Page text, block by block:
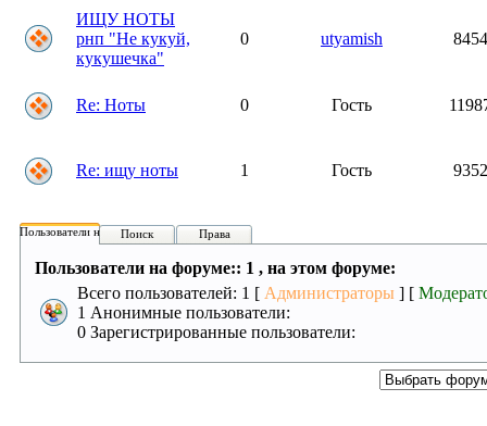
ИЩУ НОТЫ
рнп "Не кукуй,
кукушечка"
0 utyamish
Re: Ноты 0 Гость
Re: ищу ноты 1 Гость
Пользователи на форуме:
Поиск Права
Пользователи на форуме:: 1 , на этом форуме:
Всего пользователей: 1 [ Администраторы ] [
1 Анонимные пользователи:
0 Зарегистрированные пользователи: